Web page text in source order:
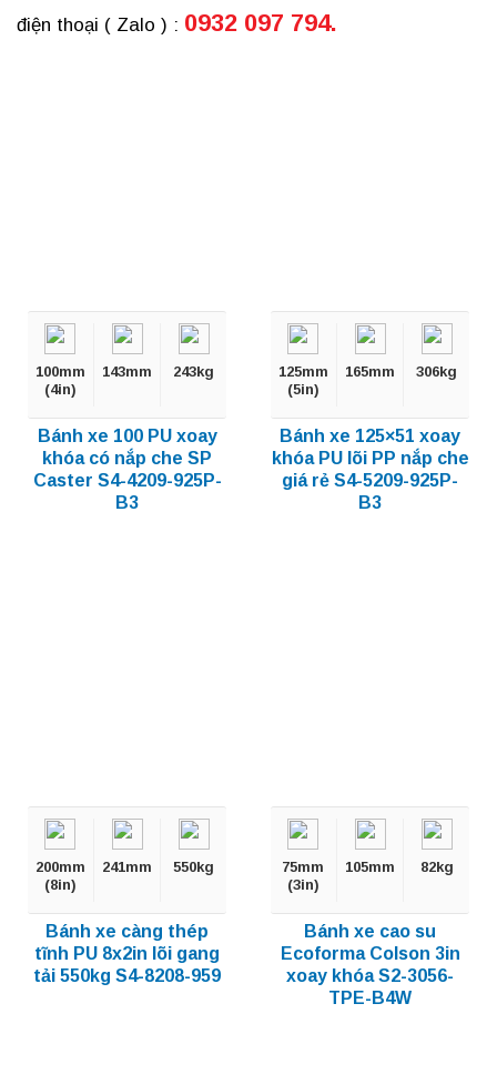
điện thoại ( Zalo ) : 0932 097 794.
100mm
(4in)
143mm 243kg
Bánh xe 100 PU xoay
khóa có nắp che SP
Caster S4-4209-925P-
B3
125mm
(5in)
165mm 306kg
Bánh xe 125×51 xoay
khóa PU lõi PP nắp che
giá rẻ S4-5209-925P-
B3
200mm
(8in)
241mm 550kg
Bánh xe càng thép
tĩnh PU 8x2in lõi gang
tải 550kg S4-8208-959
75mm
(3in)
105mm 82kg
Bánh xe cao su
Ecoforma Colson 3in
xoay khóa S2-3056-
TPE-B4W